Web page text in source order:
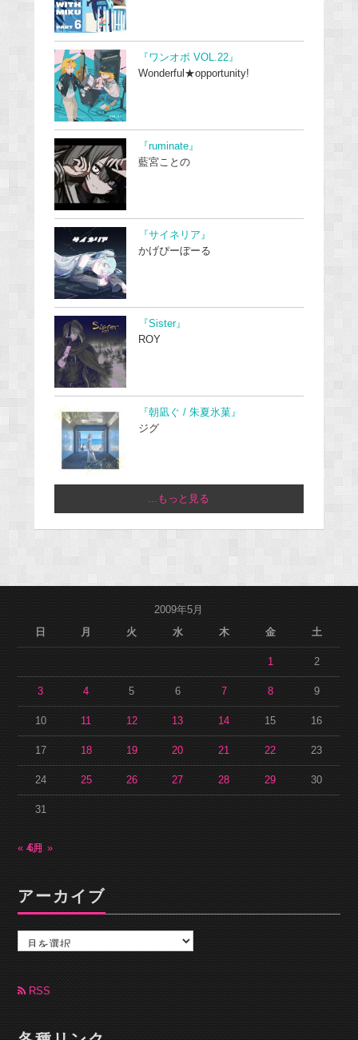
『ワンオポ VOL.22』
Wonderful★opportunity!
『ruminate』
藍宮ことの
『サイネリア』
かげぴーぼーる
『Sister』
ROY
『朝凪ぐ / 朱夏氷菓』
ジグ
...もっと見る
2009年5月
日
月 火 水 木 金 土
1 2
3 4 5 6 7 8 9
10 11 12 13 14 15 16
17 18 19 20 21 22 23
24 25 26 27 28 29 30
31
« 4月6月 »
アーカイブ
カ
ブ RSS